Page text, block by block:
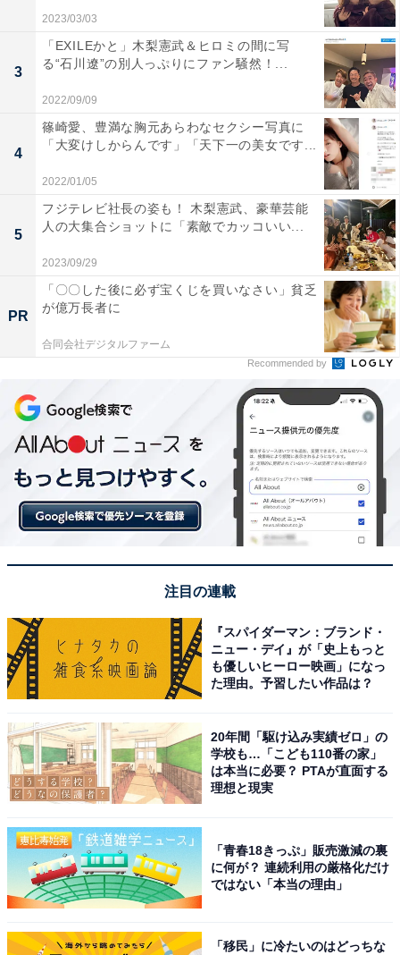
2023/03/03
3
「EXILEかと」木梨憲武＆ヒロミの間に写
る“石川遼”の別人っぷりにファン騒然！...
2022/09/09
4
篠崎愛、豊満な胸元あらわなセクシー写真に
「大変けしからんです」「天下一の美女です...
2022/01/05
5
フジテレビ社長の姿も！ 木梨憲武、豪華芸能
人の大集合ショットに「素敵でカッコいい...
2023/09/29
PR
「〇〇した後に必ず宝くじを買いなさい」貧乏
が億万長者に
合同会社デジタルファーム
Recommended by
注目の連載
『スパイダーマン：ブランド・
ニュー・デイ』が「史上もっと
も優しいヒーロー映画」になっ
た理由。予習したい作品は？
20年間「駆け込み実績ゼロ」の
学校も…「こども110番の家」
は本当に必要？ PTAが直面する
理想と現実
「青春18きっぷ」販売激減の裏
に何が？ 連続利用の厳格化だけ
ではない「本当の理由」
「移民」に冷たいのはどっちな